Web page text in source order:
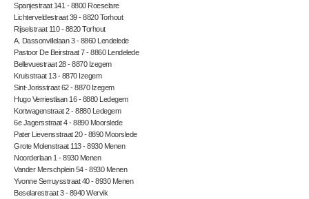
Spanjestraat 141 - 8800 Roeselare
Lichterveldestraat 39 - 8820 Torhout
Rijselstraat 110 - 8820 Torhout
A. Dassonvillelaan 3 - 8860 Lendelede
Pastoor De Beirstraat 7 - 8860 Lendelede
Bellevuestraat 28 - 8870 Izegem
Kruisstraat 13 - 8870 Izegem
Sint-Jorisstraat 62 - 8870 Izegem
Hugo Verriestlaan 16 - 8880 Ledegem
Kortwagenstraat 2 - 8880 Ledegem
6e Jagersstraat 4 - 8890 Moorslede
Pater Lievensstraat 20 - 8890 Moorslede
Grote Molenstraat 113 - 8930 Menen
Noorderlaan 1 - 8930 Menen
Vander Merschplein 54 - 8930 Menen
Yvonne Serruysstraat 40 - 8930 Menen
Beselarestraat 3 - 8940 Wervik